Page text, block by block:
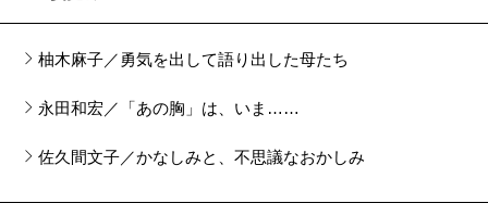
青木 淳／自伝という名のウロボロスの世界
見つからない』
ヒグチアイ／私が歌詞で書きたいことは全てこの
柚木麻子／勇気を出して語り出した母たち
永田和宏／「あの胸」は、いま……
佐久間文子／かなしみと、不思議なおかしみ